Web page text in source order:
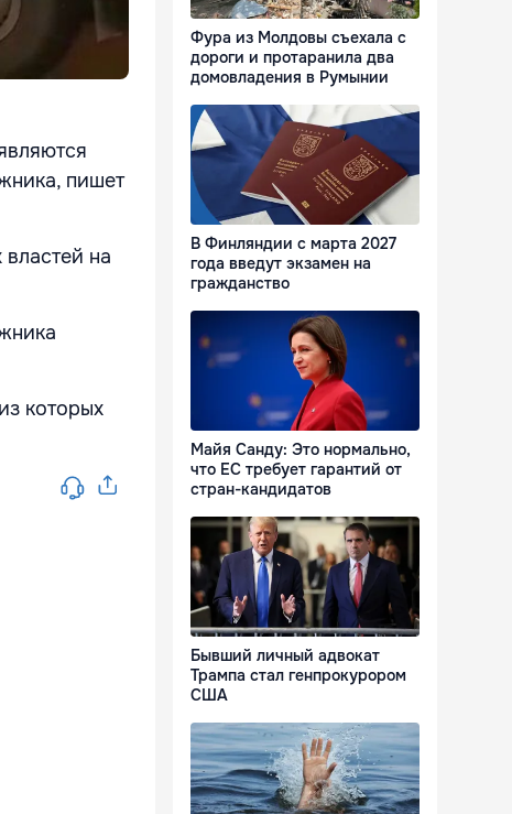
пишет
на
которых
Фура из Молдовы съехала с
дороги и протаранила два
домовладения в Румынии
В Финляндии с марта 2027
года введут экзамен на
гражданство
Майя Санду: Это нормально,
что ЕС требует гарантий от
стран-кандидатов
Бывший личный адвокат
Трампа стал генпрокурором
США